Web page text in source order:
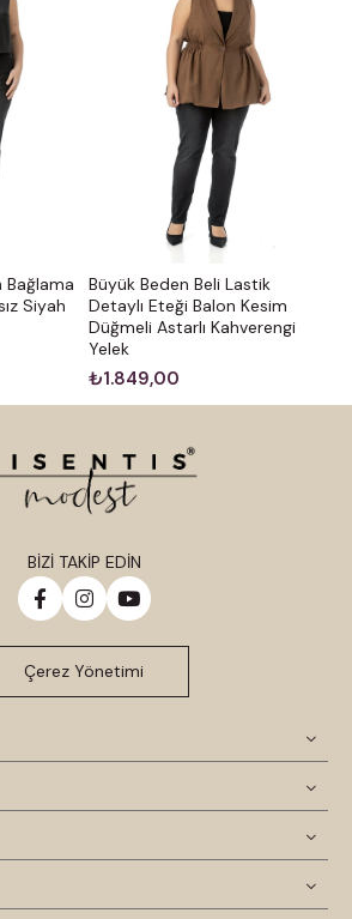
Bağlama
Siyah
Büyük Beden Beli Lastik
Detaylı Eteği Balon Kesim
Düğmeli Astarlı Kahverengi
Yelek
₺1.849,00
BİZİ TAKİP EDİN
Çerez Yönetimi